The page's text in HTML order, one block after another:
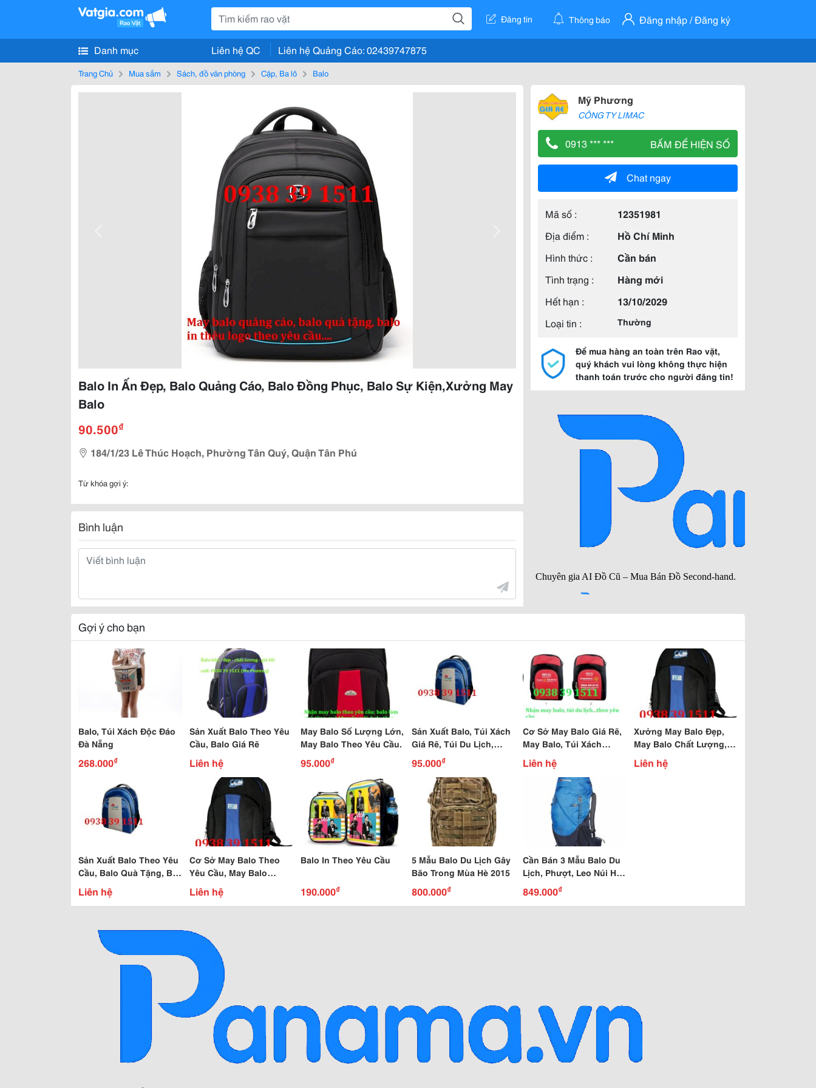
Đăng tin Thông báo Đăng nhập / Đăng ký
Danh mục Liên hệ QC Liên hệ Quảng Cáo: 02439747875
Trang Chủ Mua sắm Sách, đồ văn phòng Cặp, Ba lô Balo
Balo In Ấn Đẹp, Balo Quảng Cáo, Balo Đồng Phục, Balo Sự Kiện,Xưởng May
Balo
90.500₫
184/1/23 Lê Thúc Hoạch, Phường Tân Quý, Quận Tân Phú
Từ khóa gợi ý:
Bình luận
Mỹ Phương
CÔNG TY LIMAC
0913 *** *** BẤM ĐỂ HIỆN SỐ
Chat ngay
Mã số :
12351981
Địa điểm :
Hồ Chí Minh
Hình thức :
Cần bán
Tình trạng :
Hàng mới
Hết hạn :
13/10/2029
Loại tin :
Thường
Để mua hàng an toàn trên Rao vặt,
quý khách vui lòng không thực hiện
thanh toán trước cho người đăng tin!
Gợi ý cho bạn
Balo, Túi Xách Độc Đáo
Đà Nẵng
268.000₫
Sản Xuất Balo Theo Yêu
Cầu, Balo Giá Rẽ
Liên hệ
May Balo Số Lượng Lớn,
May Balo Theo Yêu Cầu.
95.000₫
Sản Xuất Balo, Túi Xách
Giá Rẽ, Túi Du Lịch,
Xưởng May Balo Giá Rẽ
95.000₫
Cơ Sở May Balo Giá Rẽ,
May Balo, Túi Xách
Quảng Cáo Theo Yêu
Cầu
Liên hệ
Xưởng May Balo Đẹp,
May Balo Chất Lượng,
May Balo Theo Yêu Cầu
Giá Rẽ
Liên hệ
Sản Xuất Balo Theo Yêu
Cầu, Balo Quà Tặng, Ba
Lo Quảng Cáo
Liên hệ
Cơ Sở May Balo Theo
Yêu Cầu, May Balo
Quảng Cáo, Balo In Logo
Liên hệ
Balo In Theo Yêu Cầu
190.000₫
5 Mẫu Balo Du Lịch Gây
Bão Trong Mùa Hè 2015
800.000₫
Cần Bán 3 Mẫu Balo Du
Lịch, Phượt, Leo Núi Hót
Nhất Mùa Hè Năm 2015
849.000₫